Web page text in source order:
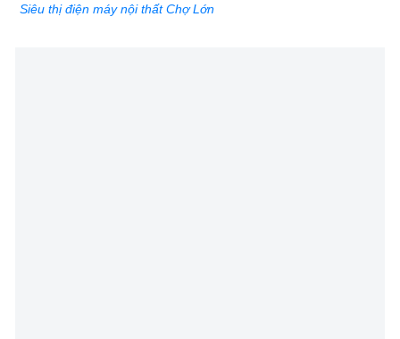
Siêu thị điện máy nội thất Chợ Lớn